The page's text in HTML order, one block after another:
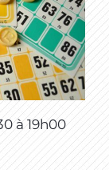
à 19h00